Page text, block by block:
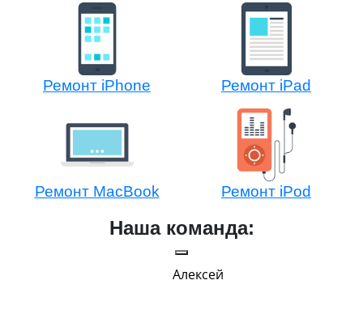
Ремонт iPhone Ремонт iPad
Ремонт MacBook Ремонт iPod
Наша команда: